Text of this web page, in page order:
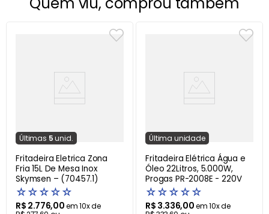
Últimas 5 unid.
Fritadeira Eletrica Zona
Fria 15L De Mesa Inox
Skymsen – (70457.1)
☆☆☆☆☆
R$ 2.776,00em10x de
Última unidade
Fritadeira Elétrica Água e
Óleo 22Litros, 5.000W,
Progas PR-2008E - 220V
☆☆☆☆☆
R$ 3.336,00em10x de